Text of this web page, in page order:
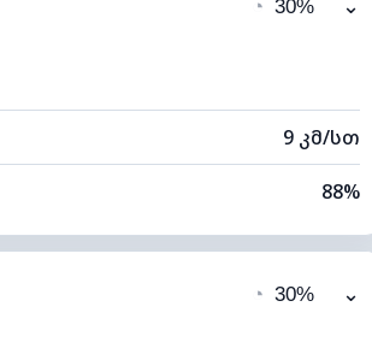
10 კმ
◔ 30% ⌄
9 კმ/სთ
88%
88%
10 კმ
◔ 30% ⌄